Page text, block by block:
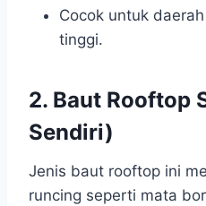
Cocok untuk
tinggi.
2. Baut Rooftop
Sendiri)
Jenis baut rooftop ini
runcing seperti mata